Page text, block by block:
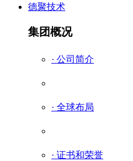
德聚技术
集团概况
· 公司简介
· 全球布局
· 证书和荣誉